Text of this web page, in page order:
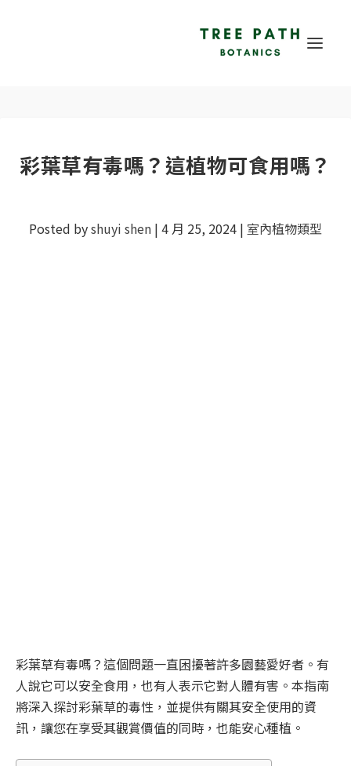
彩葉草有毒嗎？這植物可食用嗎？
Posted byshuyi shen | 4 月 25, 2024 | 室內植物類型
彩葉草有毒嗎？這個問題一直困擾著許多園藝愛好者。有
人說它可以安全食用，也有人表示它對人體有害。本指南
將深入探討彩葉草的毒性，並提供有關其安全使用的資
訊，讓您在享受其觀賞價值的同時，也能安心種植。